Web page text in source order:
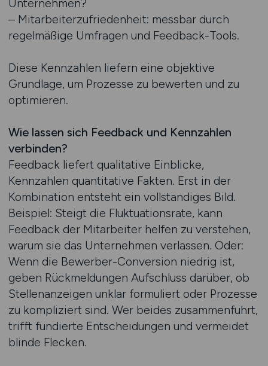
Unternehmen?
– Mitarbeiterzufriedenheit: messbar durch
regelmäßige Umfragen und Feedback-Tools.
Diese Kennzahlen liefern eine objektive
Grundlage, um Prozesse zu bewerten und zu
optimieren.
Wie lassen sich Feedback und Kennzahlen
verbinden?
Feedback liefert qualitative Einblicke,
Kennzahlen quantitative Fakten. Erst in der
Kombination entsteht ein vollständiges Bild.
Beispiel: Steigt die Fluktuationsrate, kann
Feedback der Mitarbeiter helfen zu verstehen,
warum sie das Unternehmen verlassen. Oder:
Wenn die Bewerber-Conversion niedrig ist,
geben Rückmeldungen Aufschluss darüber, ob
Stellenanzeigen unklar formuliert oder Prozesse
zu kompliziert sind. Wer beides zusammenführt,
trifft fundierte Entscheidungen und vermeidet
blinde Flecken.